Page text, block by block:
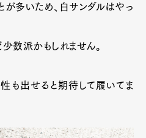
が多いため、白サンダルはやっ
数派かもしれません。
も出せると期待して履いてま